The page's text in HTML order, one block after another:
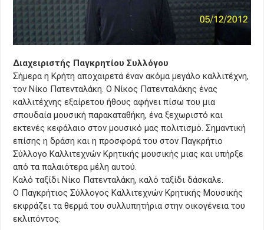
Διαχειριστής Παγκρητίου Συλλόγου
Σήμερα η Κρήτη αποχαιρετά έναν ακόμα μεγάλο καλλιτέχνη,
τον Νίκο Πατενταλάκη. Ο Νίκος Πατενταλάκης ένας
καλλιτέχνης εξαίρετου ήθους αφήνει πίσω του μια
σπουδαία μουσική παρακαταθήκη, ένα ξεχωριστό και
εκτενές κεφάλαιο στον μουσικό μας πολιτισμό. Σημαντική
επίσης η δράση και η προσφορά του στον Παγκρήτιο
Σύλλογο Καλλιτεχνών Κρητικής μουσικής μιας και υπήρξε
από τα παλαιότερα μέλη αυτού.
Καλό ταξίδι Νίκο Πατενταλάκη, καλό ταξίδι δάσκαλε.
Ο Παγκρήτιος Σύλλογος Καλλιτεχνών Κρητικής Μουσικής
εκφράζει τα θερμά του συλλυπητήρια στην οικογένεια του
εκλιπόντος.